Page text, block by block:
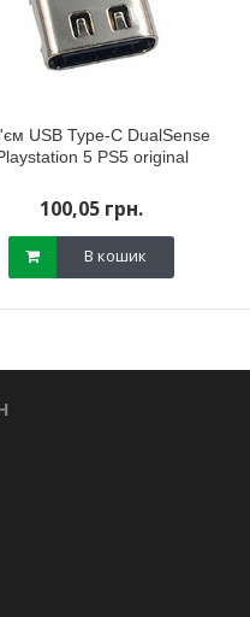
USB Type-C DualSense
5 PS5 original
100,05 грн.
В кошик